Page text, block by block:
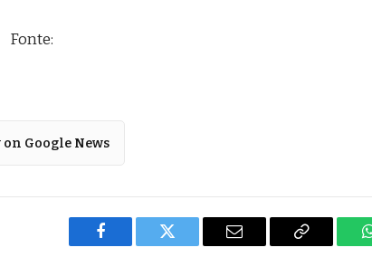
Fonte:
Google News
Facebook Twitter Email Copy